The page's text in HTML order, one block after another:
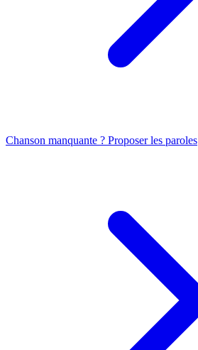
Chanson manquante ? Proposer les paroles